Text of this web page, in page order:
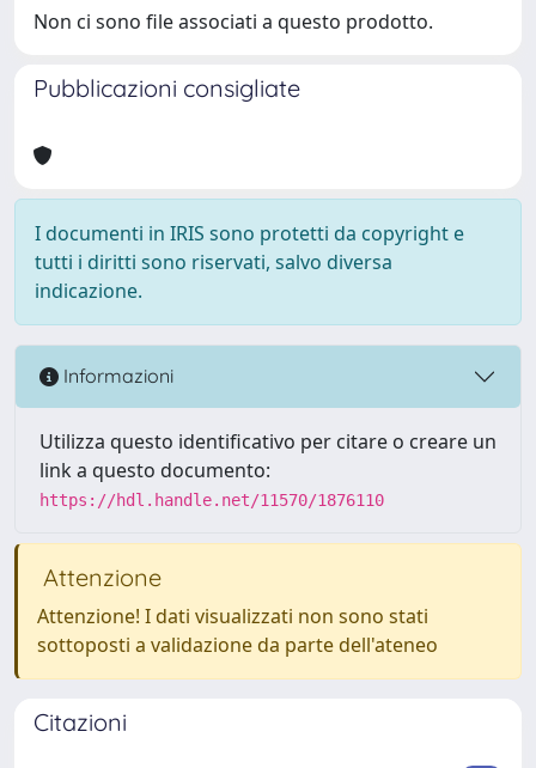
Non ci sono file associati a questo prodotto.
Pubblicazioni consigliate
I documenti in IRIS sono protetti da copyright e
tutti i diritti sono riservati, salvo diversa
indicazione.
Informazioni
Utilizza questo identificativo per citare o creare un
link a questo documento:
https://hdl.handle.net/11570/1876110
Attenzione
Attenzione! I dati visualizzati non sono stati
sottoposti a validazione da parte dell'ateneo
Citazioni